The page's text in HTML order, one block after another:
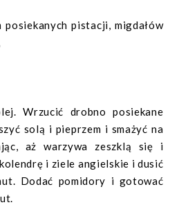
pistacji, migdałów
Wrzucić drobno posiekane
solą i pieprzem i smażyć na
aż warzywa zeszklą się i
i ziele angielskie i dusić
Dodać pomidory i gotować